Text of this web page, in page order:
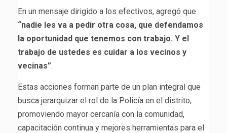
En un mensaje dirigido a los efectivos, agregó que
“nadie les va a pedir otra cosa, que defendamos
la oportunidad que tenemos con trabajo. Y el
trabajo de ustedes es cuidar a los vecinos y
vecinas”.
Estas acciones forman parte de un plan integral que
busca jerarquizar el rol de la Policía en el distrito,
promoviendo mayor cercanía con la comunidad,
capacitación continua y mejores herramientas para el